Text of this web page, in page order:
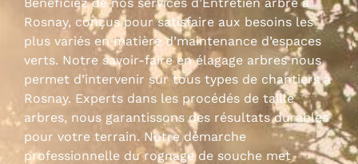
Rosnay, conçus pour satisfaire aux besoins les
plus variés en matière d’maintenance d’espaces
verts. Notre savoir-faire en élagage arbres nous
permet d’intervenir sur tous types de chantiers à
Rosnay. Experts dans les procédés de taille
arbres, nous garantissons des résultats durables
pour votre terrain. Notre démarche
professionnelle du rognage de souche met